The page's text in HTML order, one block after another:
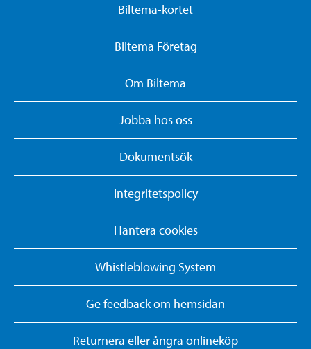
Biltema-kortet
Biltema Företag
Om Biltema
Jobba hos oss
Dokumentsök
Integritetspolicy
Hantera cookies
Whistleblowing System
Ge feedback om hemsidan
Returnera eller ångra onlineköp